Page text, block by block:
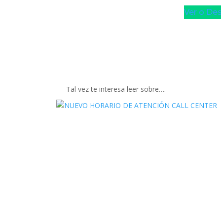
Ver o
Tal vez te interesa leer sobre….